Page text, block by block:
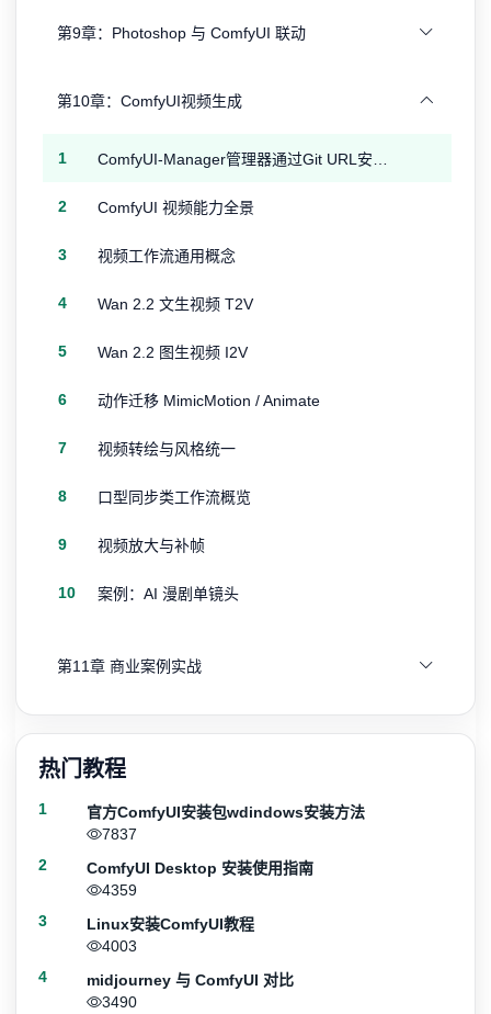
第9章：Photoshop 与 ComfyUI 联动
第10章：ComfyUI视频生成
1
2 ComfyUI 视频能力全景
3 视频工作流通用概念
4 Wan 2.2 文生视频 T2V
5 Wan 2.2 图生视频 I2V
6 动作迁移 MimicMotion / Animate
7 视频转绘与风格统一
8 口型同步类工作流概览
9 视频放大与补帧
10 案例：AI 漫剧单镜头
第11章 商业案例实战
热门教程
1
官方ComfyUI安装包wdindows安装方法
7837
2
ComfyUI Desktop 安装使用指南
4359
3
Linux安装ComfyUI教程
4003
4
midjourney 与 ComfyUI 对比
3490